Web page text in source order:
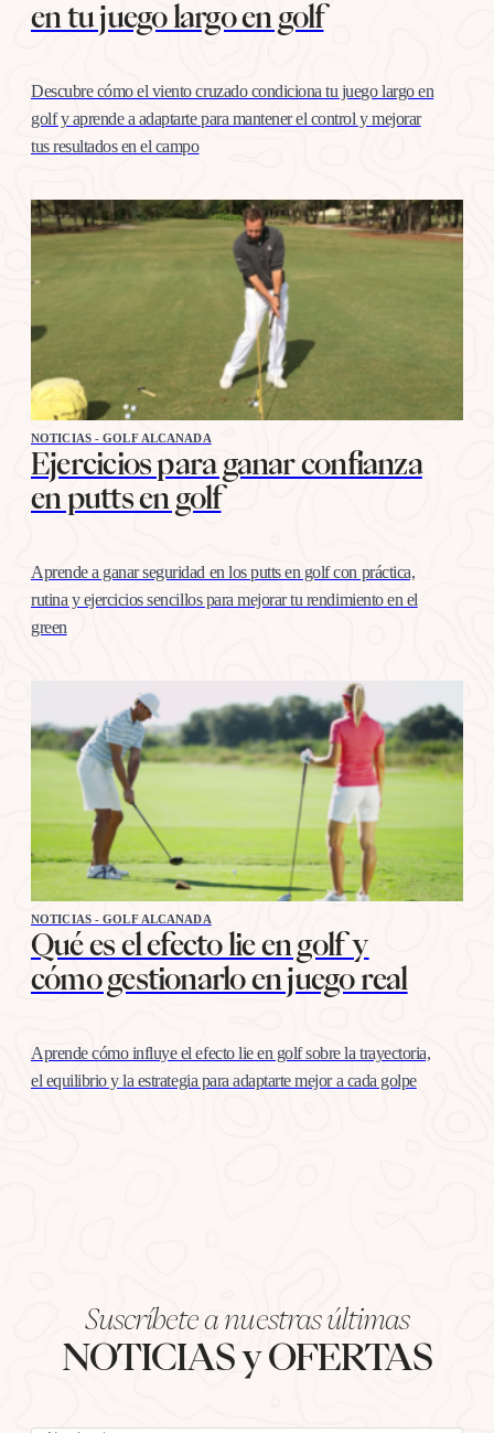
en tu juego largo en golf
Descubre cómo el viento cruzado condiciona tu juego largo en
golf y aprende a adaptarte para mantener el control y mejorar
tus resultados en el campo
NOTICIAS - GOLF ALCANADA
Ejercicios para ganar confianza
en putts en golf
Aprende a ganar seguridad en los putts en golf con práctica,
rutina y ejercicios sencillos para mejorar tu rendimiento en el
green
NOTICIAS - GOLF ALCANADA
Qué es el efecto lie en golf y
cómo gestionarlo en juego real
Aprende cómo influye el efecto lie en golf sobre la trayectoria,
el equilibrio y la estrategia para adaptarte mejor a cada golpe
Suscríbete a nuestras últimas
NOTICIAS y OFERTAS